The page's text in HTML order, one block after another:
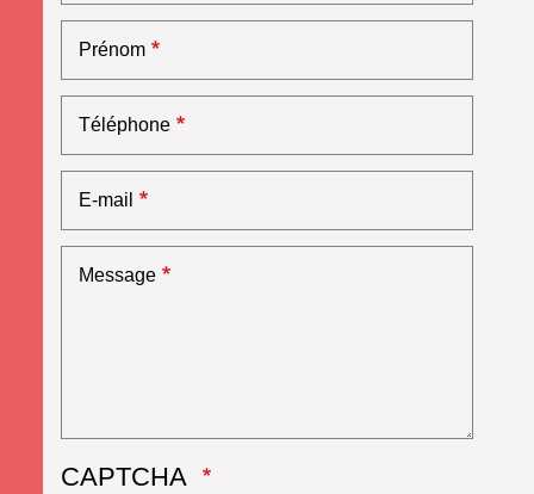
Prénom
Téléphone
E-mail
Message
CAPTCHA